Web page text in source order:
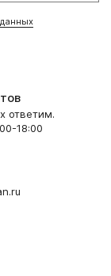
ответим.
18:00